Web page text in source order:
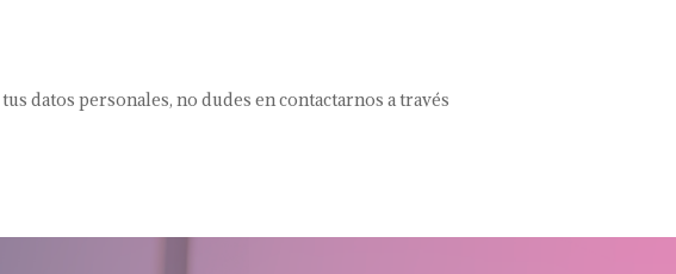
datos personales, no dudes en contactarnos a través